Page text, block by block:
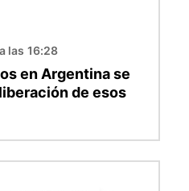
las 16:28
en Argentina se
de esos